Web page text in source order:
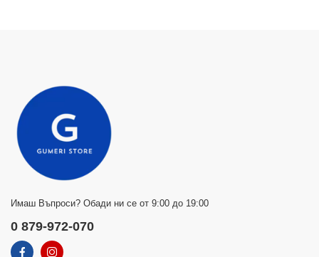
Имаш Въпроси? Обади ни се от 9:00 до 19:00
0 879-972-070